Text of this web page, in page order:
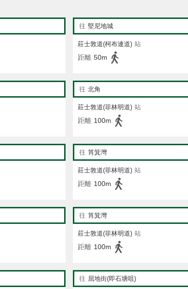
往 堅尼地城
莊士敦道(柯布連道) 站
距離 50m
往 北角
莊士敦道(菲林明道) 站
距離 100m
往 筲箕灣
莊士敦道(菲林明道) 站
距離 100m
往 筲箕灣
莊士敦道(菲林明道) 站
距離 100m
往 屈地街(即石塘咀)